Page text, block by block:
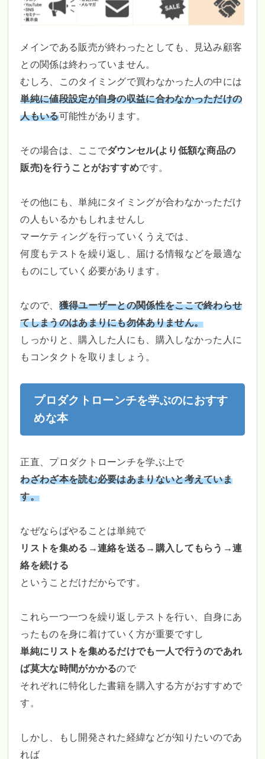
メインである販売が終わったとしても、見込み顧客
との関係は終わっていません。
むしろ、このタイミングで買わなかった人の中には
単純に値段設定が自身の収益に合わなかっただけの
人もいる可能性があります。
その場合は、ここでダウンセル(より低額な商品の
販売)を行うことがおすすめです。
その他にも、単純にタイミングが合わなかっただけ
の人もいるかもしれませんし
マーケティングを行っていくうえでは、
何度もテストを繰り返し、届ける情報などを最適な
ものにしていく必要があります。
なので、 獲得ユーザーとの関係性をここで終わらせ
てしまうのはあまりにも勿体ありません。
しっかりと、購入した人にも、購入しなかった人に
もコンタクトを取りましょう。
プロダクトローンチを学ぶのにおすす
めな本
正直、プロダクトローンチを学ぶ上で
わざわざ本を読む必要はあまりないと考えていま
す。
なぜならばやることは単純で
リストを集める→連絡を送る→購入してもらう→連
絡を続ける
ということだけだからです。
これら一つ一つを繰り返しテストを行い、自身にあ
ったものを身に着けていく方が重要ですし
単純にリストを集めるだけでも一人で行うのであれ
ば莫大な時間がかかるので
それぞれに特化した書籍を購入する方がおすすめで
す。
しかし、もし開発された経緯などが知りたいのであ
れば